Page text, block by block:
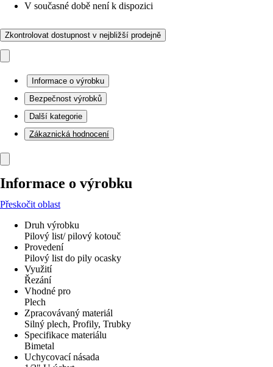
V současné době není k dispozici
Zkontrolovat dostupnost v nejbližší prodejně
Informace o výrobku
Bezpečnost výrobků
Další kategorie
Zákaznická hodnocení
Informace o výrobku
Přeskočit oblast
Druh výrobku
Pilový list/ pilový kotouč
Provedení
Pilový list do pily ocasky
Využití
Řezání
Vhodné pro
Plech
Zpracovávaný materiál
Silný plech, Profily, Trubky
Specifikace materiálu
Bimetal
Uchycovací násada